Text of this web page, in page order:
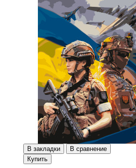
В закладки
В сравнение
Купить